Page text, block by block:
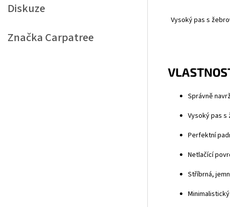
Diskuze
Značka Carpatree
Vysoký pas s
Správně
Vysoký pas
Perfektní
Netlačící
Stříbrná,